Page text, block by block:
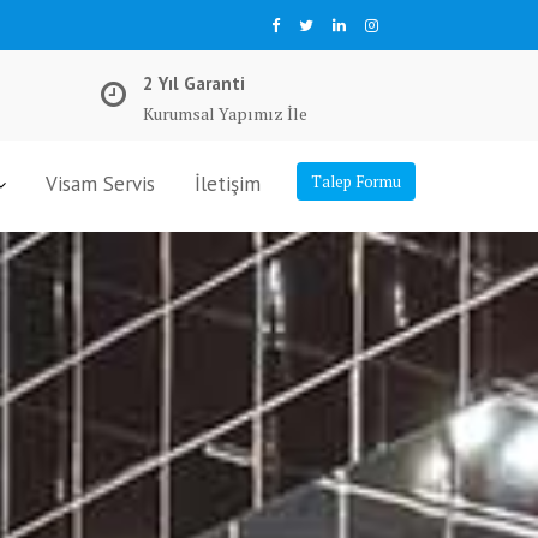
2 Yıl Garanti
Kurumsal Yapımız İle
Talep Formu
Visam Servis İletişim